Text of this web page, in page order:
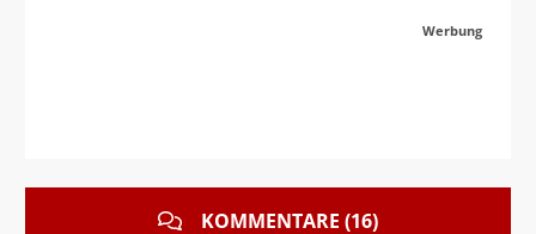
Werbung
KOMMENTARE (16)